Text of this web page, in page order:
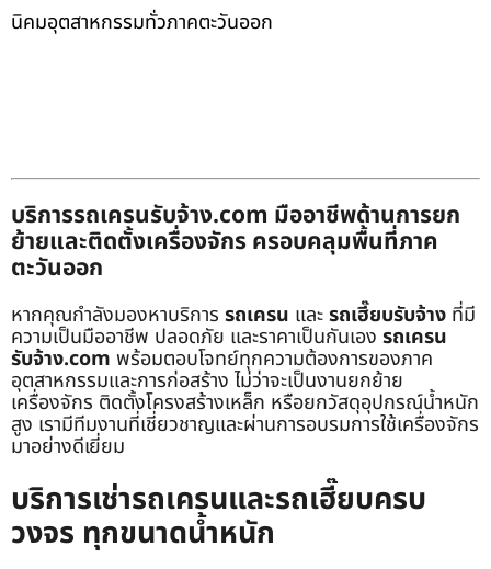
นิคมอุตสาหกรรมทั่วภาคตะวันออก
บริการรถเครนรับจ้าง.com มืออาชีพด้านการยก
ย้ายและติดตั้งเครื่องจักร ครอบคลุมพื้นที่ภาค
ตะวันออก
หากคุณกำลังมองหาบริการ รถเครน และรถเฮี๊ยบรับจ้าง ที่มี
ความเป็นมืออาชีพ ปลอดภัย และราคาเป็นกันเอง รถเครน
รับจ้าง.com พร้อมตอบโจทย์ทุกความต้องการของภาค
อุตสาหกรรมและการก่อสร้าง ไม่ว่าจะเป็นงานยกย้าย
เครื่องจักร ติดตั้งโครงสร้างเหล็ก หรือยกวัสดุอุปกรณ์น้ำหนัก
สูง เรามีทีมงานที่เชี่ยวชาญและผ่านการอบรมการใช้เครื่องจักร
มาอย่างดีเยี่ยม
บริการเช่ารถเครนและรถเฮี๊ยบครบ
วงจร ทุกขนาดน้ำหนัก